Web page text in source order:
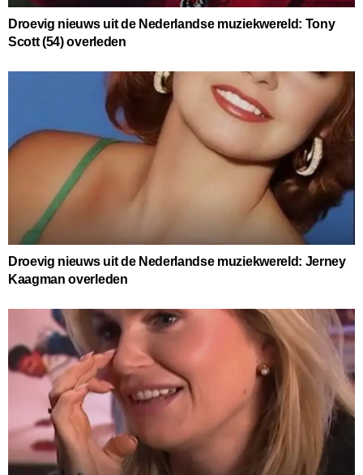
Droevig nieuws uit de Nederlandse muziekwereld: Tony
Scott (54) overleden
Droevig nieuws uit de Nederlandse muziekwereld: Jerney
Kaagman overleden